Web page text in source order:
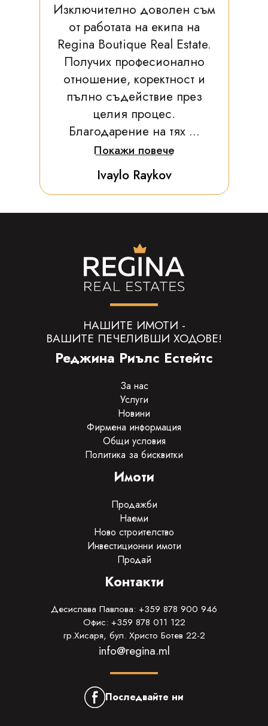
Изключително доволен съм
от работата на екипа на
Regina Boutique Real Estate.
Получих професионално
отношение, коректност и
пълно съдействие през
целия процес.
Благодарение на тях ...
Покажи повече
Ivaylo Raykov
НАШИТЕ ИМОТИ -
ВАШИТЕ ПЕЧЕЛИВШИ ХОДОВЕ!
Реджина Риълс Естейтс
За нас
Услуги
Новини
Фирмена информация
Общи условия
Политика за бисквитки
Имоти
Продажби
Наеми
Ново строителство
Инвестиционни имоти
Продай
Контакти
Десислава Павлова: +359 878 900 946
Офис: +359 878 011 122
гр.Хисаря, бул. Христо Ботев 22-2
info@regina.ml
Последвайте ни